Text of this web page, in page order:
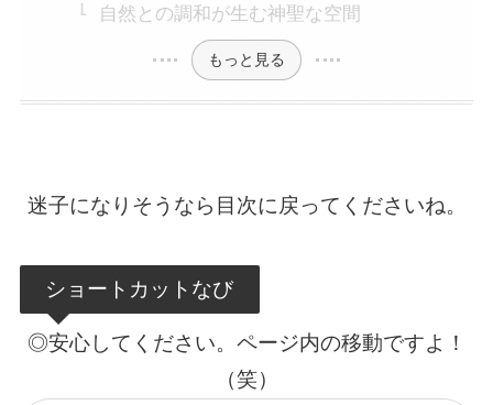
自然との調和が生む神聖な空間
もっと見る
迷子になりそうなら目次に戻ってくださいね。
ショートカットなび
◎安心してください。ページ内の移動ですよ！
（笑）